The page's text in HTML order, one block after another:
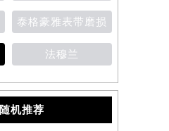
泰格豪雅表带磨损
法穆兰
随机推荐